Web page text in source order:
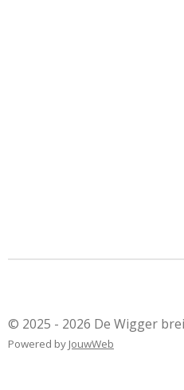
© 2025 - 2026 De Wigger
Powered by JouwWeb